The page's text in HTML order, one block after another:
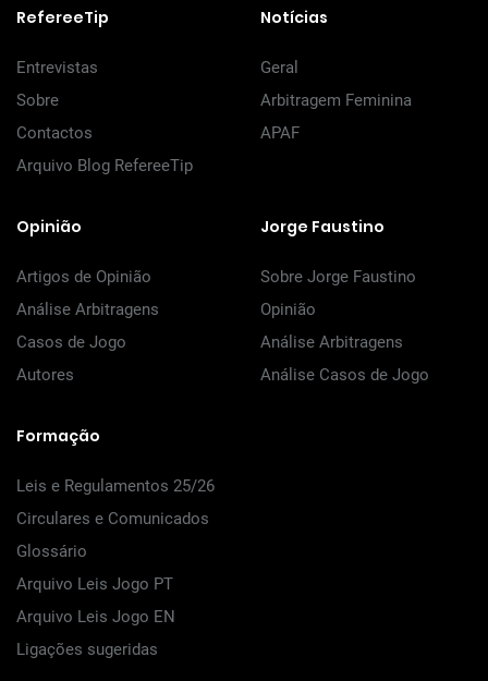
RefereeTip
Entrevistas
Sobre
Contactos
Arquivo Blog RefereeTip
Notícias
Geral
Arbitragem Feminina
APAF
Opinião
Artigos de Opinião
Análise Arbitragens
Casos de Jogo
Autores
Jorge Faustino
Sobre Jorge Faustino
Opinião
Análise Arbitragens
Análise Casos de Jogo
Formação
Leis e Regulamentos 25/26
Circulares e Comunicados
Glossário
Arquivo Leis Jogo PT
Arquivo Leis Jogo EN
Ligações sugeridas